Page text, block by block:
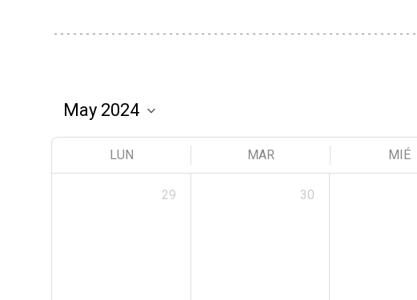
LUN MAR MIÉ
29 30